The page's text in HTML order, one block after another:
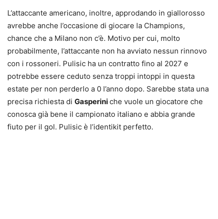
L’attaccante americano, inoltre, approdando in giallorosso
avrebbe anche l’occasione di giocare la Champions,
chance che a Milano non c’è. Motivo per cui, molto
probabilmente, l’attaccante non ha avviato nessun rinnovo
con i rossoneri. Pulisic ha un contratto fino al 2027 e
potrebbe essere ceduto senza troppi intoppi in questa
estate per non perderlo a 0 l’anno dopo. Sarebbe stata una
precisa richiesta di Gasperiniche vuole un giocatore che
conosca già bene il campionato italiano e abbia grande
fiuto per il gol. Pulisic è l’identikit perfetto.